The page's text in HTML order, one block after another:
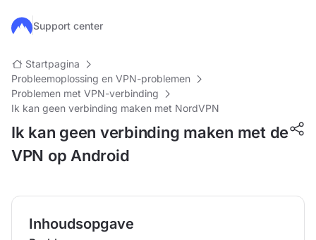
Ga naar de hoofdinhoud
Support center
Startpagina
Probleemoplossing en VPN-problemen
Problemen met VPN-verbinding
Ik kan geen verbinding maken met NordVPN
Ik kan geen verbinding maken met de
VPN op Android
Inhoudsopgave